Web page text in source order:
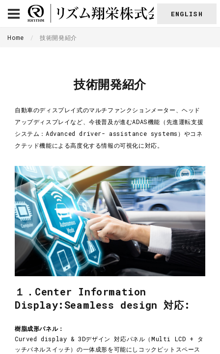
ENGLISH
Home 技術開発紹介
技術開発紹介
自動車のディスプレイ式のマルチファンクションメーター、ヘッド
アップディスプレイなど、今後普及が進むADAS機能（先進運転支援
システム：Advanced driver- assistance systems）やコネ
クテッド機能による高度化する情報の可視化に対応。
１．Center Information
Display:Seamless design 対応:
樹脂成形パネル：
Curved display & 3Dデザイン 対応パネル（Multi LCD + タ
ッチパネルスイッチ）の一体成形を可能にしコックピットスペース